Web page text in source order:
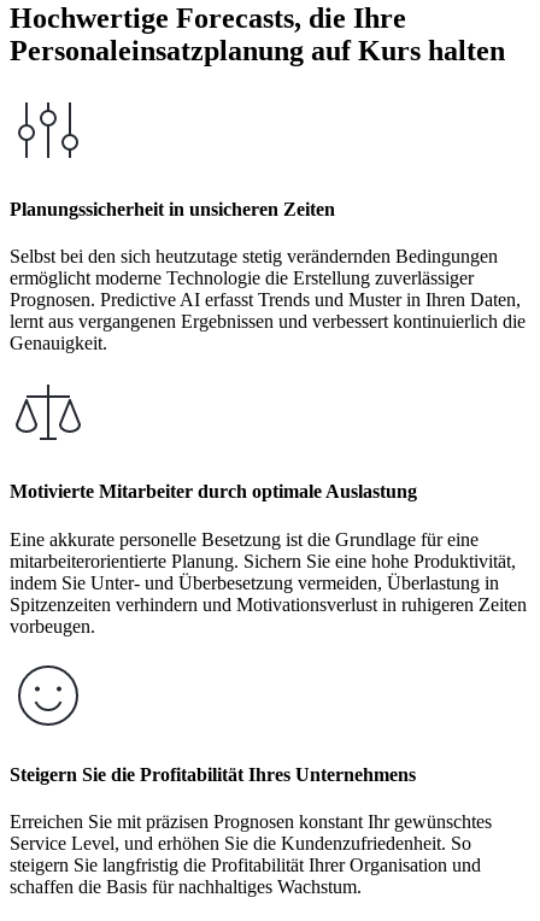
Hochwertige Forecasts, die Ihre
Personaleinsatzplanung auf Kurs halten
Planungssicherheit in unsicheren Zeiten
Selbst bei den sich heutzutage stetig verändernden Bedingungen
ermöglicht moderne Technologie die Erstellung zuverlässiger
Prognosen. Predictive AI erfasst Trends und Muster in Ihren Daten,
lernt aus vergangenen Ergebnissen und verbessert kontinuierlich die
Genauigkeit.
Motivierte Mitarbeiter durch optimale Auslastung
Eine akkurate personelle Besetzung ist die Grundlage für eine
mitarbeiterorientierte Planung. Sichern Sie eine hohe Produktivität,
indem Sie Unter- und Überbesetzung vermeiden, Überlastung in
Spitzenzeiten verhindern und Motivationsverlust in ruhigeren Zeiten
vorbeugen.
Steigern Sie die Profitabilität Ihres Unternehmens
Erreichen Sie mit präzisen Prognosen konstant Ihr gewünschtes
Service Level, und erhöhen Sie die Kundenzufriedenheit. So
steigern Sie langfristig die Profitabilität Ihrer Organisation und
schaffen die Basis für nachhaltiges Wachstum.